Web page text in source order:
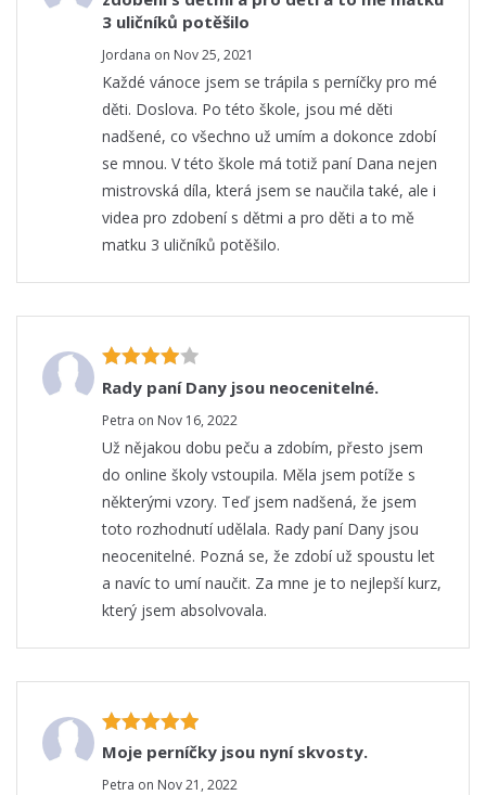
3 uličníků potěšilo
Jordana on Nov 25, 2021
Každé vánoce jsem se trápila s perníčky pro mé
děti. Doslova. Po této škole, jsou mé děti
nadšené, co všechno už umím a dokonce zdobí
se mnou. V této škole má totiž paní Dana nejen
mistrovská díla, která jsem se naučila také, ale i
videa pro zdobení s dětmi a pro děti a to mě
matku 3 uličníků potěšilo.
Rady paní Dany jsou neocenitelné.
Petra on Nov 16, 2022
Už nějakou dobu peču a zdobím, přesto jsem
do online školy vstoupila. Měla jsem potíže s
některými vzory. Teď jsem nadšená, že jsem
toto rozhodnutí udělala. Rady paní Dany jsou
neocenitelné. Pozná se, že zdobí už spoustu let
a navíc to umí naučit. Za mne je to nejlepší kurz,
který jsem absolvovala.
Moje perníčky jsou nyní skvosty.
Petra on Nov 21, 2022